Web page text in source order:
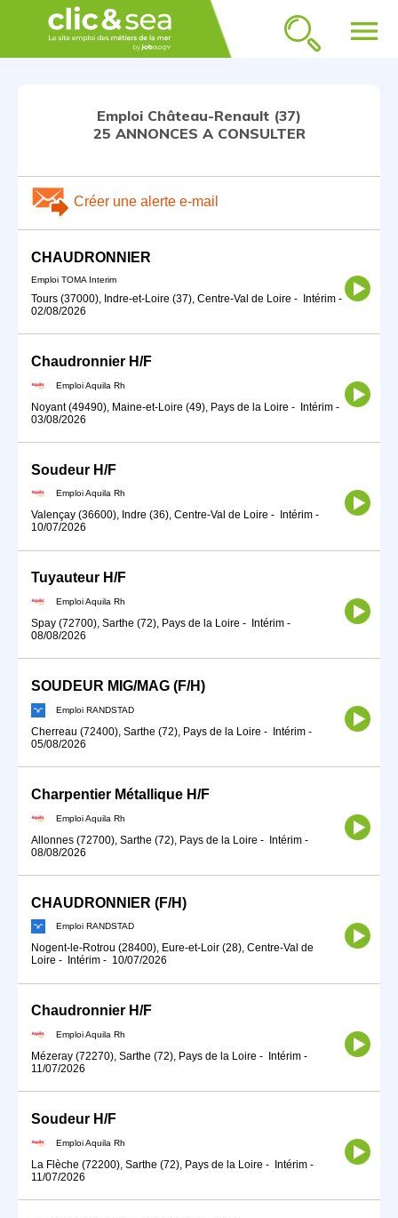
menu
Emploi Château-Renault (37)
25 ANNONCES A CONSULTER
Créer une alerte e-mail
CHAUDRONNIER
Emploi TOMA Interim
Tours (37000), Indre-et-Loire (37), Centre-Val de Loire - Intérim -
02/08/2026
Chaudronnier H/F
Emploi Aquila Rh
Noyant (49490), Maine-et-Loire (49), Pays de la Loire - Intérim -
03/08/2026
Soudeur H/F
Emploi Aquila Rh
Valençay (36600), Indre (36), Centre-Val de Loire - Intérim -
10/07/2026
Tuyauteur H/F
Emploi Aquila Rh
Spay (72700), Sarthe (72), Pays de la Loire - Intérim -
08/08/2026
SOUDEUR MIG/MAG (F/H)
Emploi RANDSTAD
Cherreau (72400), Sarthe (72), Pays de la Loire - Intérim -
05/08/2026
Charpentier Métallique H/F
Emploi Aquila Rh
Allonnes (72700), Sarthe (72), Pays de la Loire - Intérim -
08/08/2026
CHAUDRONNIER (F/H)
Emploi RANDSTAD
Nogent-le-Rotrou (28400), Eure-et-Loir (28), Centre-Val de
Loire - Intérim - 10/07/2026
Chaudronnier H/F
Emploi Aquila Rh
Mézeray (72270), Sarthe (72), Pays de la Loire - Intérim -
11/07/2026
Soudeur H/F
Emploi Aquila Rh
La Flèche (72200), Sarthe (72), Pays de la Loire - Intérim -
11/07/2026